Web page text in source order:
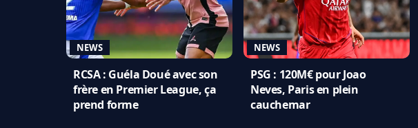
NEWS
RCSA : Guéla Doué avec son
frère en Premier League, ça
prend forme
NEWS
PSG : 120M€ pour Joao
Neves, Paris en plein
cauchemar